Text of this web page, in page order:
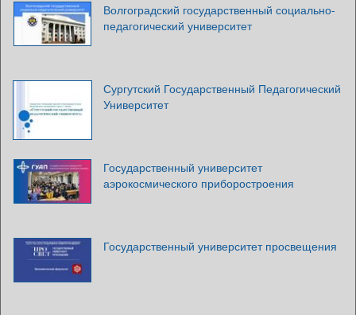
Волгоградский государственный социально-
педагогический университет
Сургутский Государственный Педагогический
Университет
Государственный университет
аэрокосмического приборостроения
Государственный университет просвещения